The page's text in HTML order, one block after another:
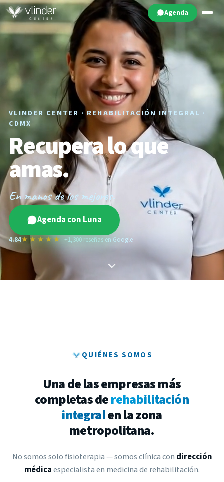
Agenda
VLINDER CENTER · REHABILITACIÓN INTEGRAL ·
CDMX
Recupera lo que
amas.
En manos de los mejores.
Agenda con Luna
4.84★★★★★ · +1,300 reseñas en Google
QUIÉNES SOMOS
Una de las empresas más
completas derehabilitación
integralen la zona
metropolitana.
No somos solo fisioterapia — somos clínica con dirección
médicaespecialista en medicina de rehabilitación.